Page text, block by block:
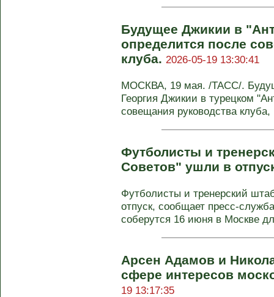
Будущее Джикии в
определится после
клуба. 2026-05-19 13:30:41
МОСКВА, 19 мая. /ТАСС/.
Георгия Джикии в турецком
совещания руководства клуба,
Футболисты и
Советов" ушли в
Футболисты и тренерский
отпуск, сообщает пресс-
соберутся 16 июня в Москве
Арсен Адамов и
сфере интересов
19 13:17:35